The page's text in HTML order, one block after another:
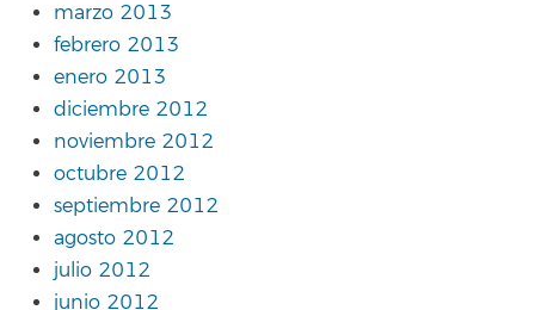
marzo 2013
febrero 2013
enero 2013
diciembre 2012
noviembre 2012
octubre 2012
septiembre 2012
agosto 2012
julio 2012
junio 2012